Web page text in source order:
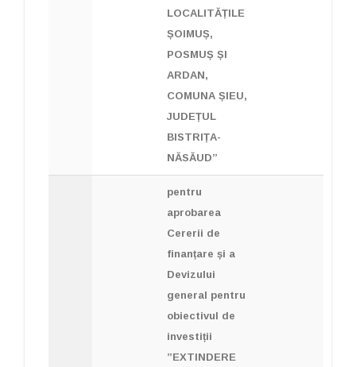
LOCALITĂȚILE
ȘOIMUȘ,
POSMUȘ ȘI
ARDAN,
COMUNA ȘIEU,
JUDEȚUL
BISTRIȚA-
NĂSĂUD”
pentru
aprobarea
Cererii de
finanțare și a
Devizului
general pentru
obiectivul de
investiții
”EXTINDERE